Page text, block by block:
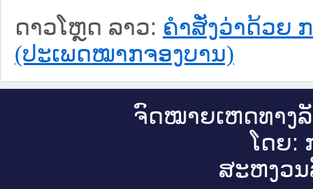
ດາວໂຫຼດ ລາວ: ຄຳສັ່ງວ່າດ້ວຍ
(ປະເພດໝາກຈອງບານ)
ຈົດ​ໝາຍ​ເຫດ​ທາງ​
ໂດຍ:
ສະ​ຫງວນ​